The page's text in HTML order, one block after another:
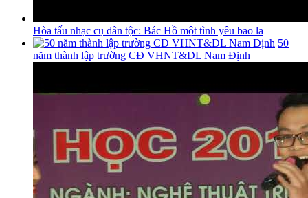
Hòa tấu nhạc cụ dân tộc: Bác Hồ một tình yêu bao la
50
năm thành lập trường CĐ VHNT&DL Nam Định